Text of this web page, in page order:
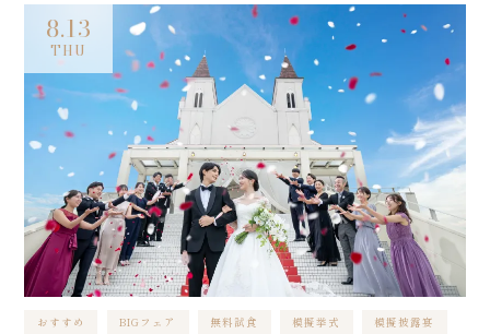
8.13
THU
おすすめ BIGフェア 無料試食 模擬挙式 模擬披露宴